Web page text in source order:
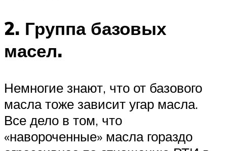
2. Группа базовых
масел.
Немногие знают, что от базового
масла тоже зависит угар масла.
Все дело в том, что
«навороченные» масла гораздо